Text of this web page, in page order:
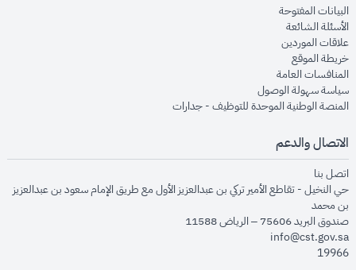
البيانات المفتوحةopens in new window
الأسئلة الشائعةopens in new window
علاقات الموردينopens in new window
خريطة الموقعopens in new window
المنافسات العامةopens in new window
سياسة سهولة الوصولopens in new window
المنصة الوطنية الموحدة للتوظيف - جداراتopens in new window
الاتصال والدعم
اتصل بنا
حي النخيل - تقاطع الأمير تركي بن عبدالعزيز الأول مع طريق الإمام سعود بن عبدالعزيز
بن محمد
صندوق البريد 75606 – الرياض 11588
info@cst.gov.sa
19966